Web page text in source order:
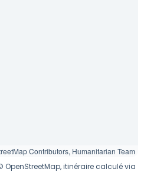
Contributors, Humanitarian Team
itinéraire calculé via